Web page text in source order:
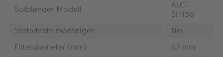
Solblender Modell:
ALC-
SH150
Stativfeste medfølger:
Nei
Filterdiameter (mm):
67 mm